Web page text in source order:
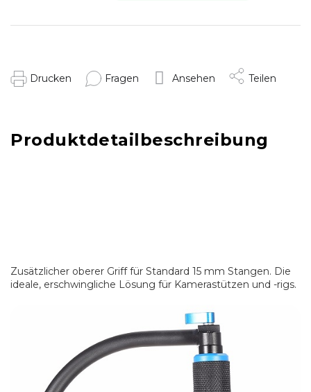
Drucken Fragen Ansehen Teilen
Produktdetailbeschreibung
Zusätzlicher oberer Griff für Standard 15 mm Stangen. Die
ideale, erschwingliche Lösung für Kamerastützen und -rigs.